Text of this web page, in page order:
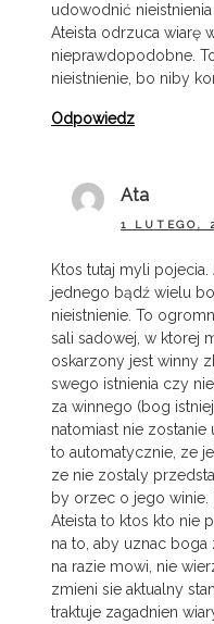
udowodnić
Ateista odrzuca wiarę
nieprawdopodobne.
nieistnienie, bo niby
Odpowiedz
Ata
1 LUTEGO,
Ktos tutaj myli
jednego bądź wielu
nieistnienie. To
sali sadowej, w ktorej
oskarzony jest winny
swego istnienia czy
za winnego (bog
natomiast nie
to automatycznie, ze
ze nie zostaly
by orzec o jego winie.
Ateista to ktos kto nie
na to, aby uznac
na razie mowi, nie
zmieni sie aktualny
traktuje zagadnien